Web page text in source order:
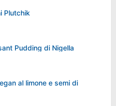
Plutchik
Pudding di Nigella
al limone e semi di